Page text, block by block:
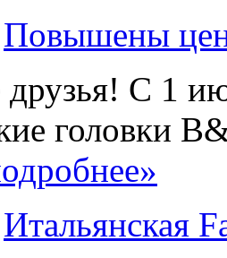
Повышены
друзья! С 1
головки
Итальянская